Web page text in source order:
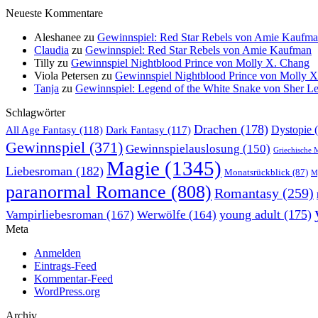
Neueste Kommentare
Aleshanee zu Gewinnspiel: Red Star Rebels von Amie
Claudia zu Gewinnspiel: Red Star Rebels von Amie Kaufman
Tilly zu Gewinnspiel Nightblood Prince von Molly X. Chang
Viola Petersen zu Gewinnspiel Nightblood Prince von Molly
Tanja zu Gewinnspiel: Legend of the White Snake von Sher
Schlagwörter
All Age Fantasy (118) Dark Fantasy (117) Drachen (178) Dystopie
Gewinnspiel (371) Gewinnspielauslosung (150) Griechische
Liebesroman (182) Magie (1345) Monatsrückblick (87)
paranormal Romance (808) Romantasy (259)
Vampirliebesroman (167) Werwölfe (164) young adult (175)
Meta
Anmelden
Eintrags-Feed
Kommentar-Feed
WordPress.org
Archiv